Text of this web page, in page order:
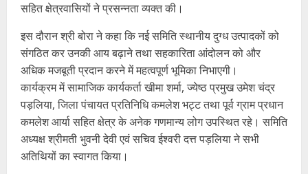
सहित क्षेत्रवासियों ने प्रसन्नता व्यक्त की।
इस दौरान श्री बोरा ने कहा कि नई समिति स्थानीय दुग्ध उत्पादकों को
संगठित कर उनकी आय बढ़ाने तथा सहकारिता आंदोलन को और
अधिक मजबूती प्रदान करने में महत्वपूर्ण भूमिका निभाएगी।
कार्यक्रम में सामाजिक कार्यकर्ता खीमा शर्मा, ज्येष्ठ प्रमुख उमेश चंद्र
पड़लिया, जिला पंचायत प्रतिनिधि कमलेश भट्ट तथा पूर्व ग्राम प्रधान
कमलेश आर्या सहित क्षेत्र के अनेक गणमान्य लोग उपस्थित रहे। समिति
अध्यक्ष श्रीमती भुवनी देवी एवं सचिव ईश्वरी दत्त पड़लिया ने सभी
अतिथियों का स्वागत किया।